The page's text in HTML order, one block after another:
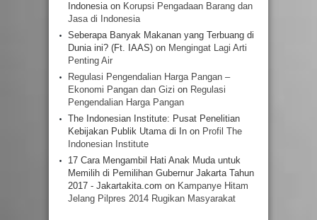
Indonesiaon Korupsi Pengadaan Barang dan
Jasa di Indonesia
Seberapa Banyak Makanan yang Terbuang di
Dunia ini? (Ft. IAAS) on Mengingat Lagi Arti
Penting Air
Regulasi Pengendalian Harga Pangan –
Ekonomi Pangan dan Gizi on Regulasi
Pengendalian Harga Pangan
The Indonesian Institute: Pusat Penelitian
Kebijakan Publik Utama di In on Profil The
Indonesian Institute
17 Cara Mengambil Hati Anak Muda untuk
Memilih di Pemilihan Gubernur Jakarta Tahun
2017 - Jakartakita.com on Kampanye Hitam
Jelang Pilpres 2014 Rugikan Masyarakat